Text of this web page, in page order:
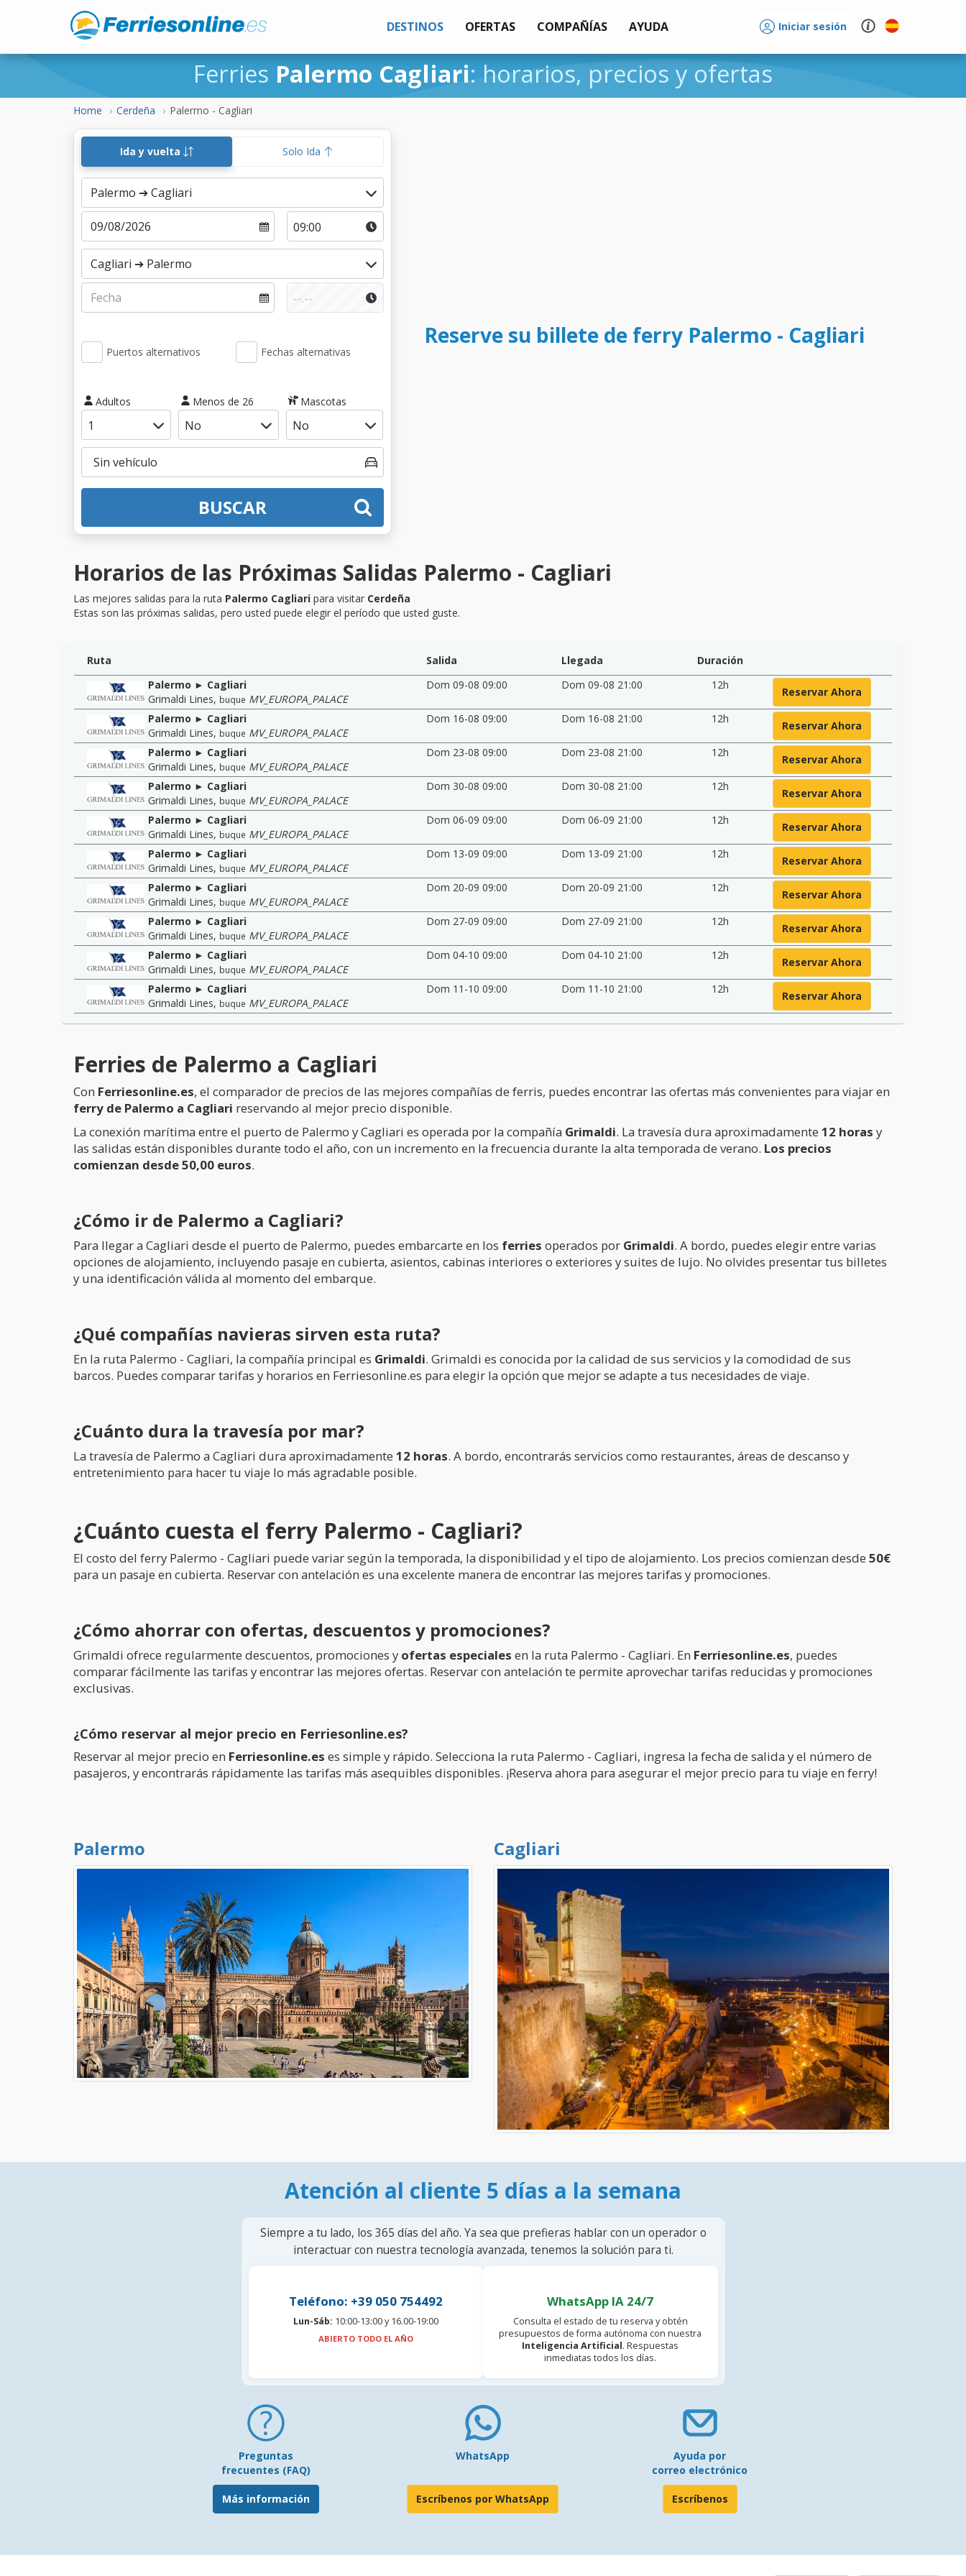
DESTINOS OFERTAS COMPAÑÍAS AYUDA Iniciar sesión
Ferries Palermo Cagliari: horarios, precios y ofertas
Home Cerdeña Palermo - Cagliari
Ida y vuelta Solo Ida
Puertos alternativos Fechas alternativas
Adultos Menos de 26 Mascotas
BUSCAR
Reserve su billete de ferry Palermo - Cagliari
Horarios de las Próximas Salidas Palermo - Cagliari
Las mejores salidas para la ruta Palermo Cagliari para visitar Cerdeña
Estas son las próximas salidas, pero usted puede elegir el período que usted guste.
Ruta Salida Llegada
Duración
Palermo ► Cagliari
Grimaldi Lines, buque MV_EUROPA_PALACE
Dom 09-08 09:00 Dom 09-08 21:00 12h
Reservar Ahora
Palermo ► Cagliari
Grimaldi Lines, buque MV_EUROPA_PALACE
Dom 16-08 09:00 Dom 16-08 21:00 12h
Reservar Ahora
Palermo ► Cagliari
Grimaldi Lines, buque MV_EUROPA_PALACE
Dom 23-08 09:00 Dom 23-08 21:00 12h
Reservar Ahora
Palermo ► Cagliari
Grimaldi Lines, buque MV_EUROPA_PALACE
Dom 30-08 09:00 Dom 30-08 21:00 12h
Reservar Ahora
Palermo ► Cagliari
Grimaldi Lines, buque MV_EUROPA_PALACE
Dom 06-09 09:00 Dom 06-09 21:00 12h
Reservar Ahora
Palermo ► Cagliari
Grimaldi Lines, buque MV_EUROPA_PALACE
Dom 13-09 09:00 Dom 13-09 21:00 12h
Reservar Ahora
Palermo ► Cagliari
Grimaldi Lines, buque MV_EUROPA_PALACE
Dom 20-09 09:00 Dom 20-09 21:00 12h
Reservar Ahora
Palermo ► Cagliari
Grimaldi Lines, buque MV_EUROPA_PALACE
Dom 27-09 09:00 Dom 27-09 21:00 12h
Reservar Ahora
Palermo ► Cagliari
Grimaldi Lines, buque MV_EUROPA_PALACE
Dom 04-10 09:00 Dom 04-10 21:00 12h
Reservar Ahora
Palermo ► Cagliari
Grimaldi Lines, buque MV_EUROPA_PALACE
Dom 11-10 09:00 Dom 11-10 21:00 12h
Reservar Ahora
Ferries de Palermo a Cagliari
Con Ferriesonline.es, el comparador de precios de las mejores compañías de ferris, puedes encontrar las ofertas más convenientes para viajar en
ferry de Palermo a Cagliari reservando al mejor precio disponible.
La conexión marítima entre el puerto de Palermo y Cagliari es operada por la compañía Grimaldi. La travesía dura aproximadamente 12 horas y
las salidas están disponibles durante todo el año, con un incremento en la frecuencia durante la alta temporada de verano. Los precios
comienzan desde 50,00 euros.
¿Cómo ir de Palermo a Cagliari?
Para llegar a Cagliari desde el puerto de Palermo, puedes embarcarte en los ferries operados por Grimaldi. A bordo, puedes elegir entre varias
opciones de alojamiento, incluyendo pasaje en cubierta, asientos, cabinas interiores o exteriores y suites de lujo. No olvides presentar tus billetes
y una identificación válida al momento del embarque.
¿Qué compañías navieras sirven esta ruta?
En la ruta Palermo - Cagliari, la compañía principal es Grimaldi. Grimaldi es conocida por la calidad de sus servicios y la comodidad de sus
barcos. Puedes comparar tarifas y horarios en Ferriesonline.es para elegir la opción que mejor se adapte a tus necesidades de viaje.
¿Cuánto dura la travesía por mar?
La travesía de Palermo a Cagliari dura aproximadamente 12 horas. A bordo, encontrarás servicios como restaurantes, áreas de descanso y
entretenimiento para hacer tu viaje lo más agradable posible.
¿Cuánto cuesta el ferry Palermo - Cagliari?
El costo del ferry Palermo - Cagliari puede variar según la temporada, la disponibilidad y el tipo de alojamiento. Los precios comienzan desde 50€
para un pasaje en cubierta. Reservar con antelación es una excelente manera de encontrar las mejores tarifas y promociones.
¿Cómo ahorrar con ofertas, descuentos y promociones?
Grimaldi ofrece regularmente descuentos, promociones y ofertas especiales en la ruta Palermo - Cagliari. En Ferriesonline.es, puedes
comparar fácilmente las tarifas y encontrar las mejores ofertas. Reservar con antelación te permite aprovechar tarifas reducidas y promociones
exclusivas.
¿Cómo reservar al mejor precio en Ferriesonline.es?
Reservar al mejor precio en Ferriesonline.es es simple y rápido. Selecciona la ruta Palermo - Cagliari, ingresa la fecha de salida y el número de
pasajeros, y encontrarás rápidamente las tarifas más asequibles disponibles. ¡Reserva ahora para asegurar el mejor precio para tu viaje en ferry!
Palermo Cagliari
Atención al cliente 5 días a la semana
Siempre a tu lado, los 365 días del año. Ya sea que prefieras hablar con un operador o
interactuar con nuestra tecnología avanzada, tenemos la solución para ti.
Teléfono: +39 050 754492
Lun-Sáb: 10:00-13:00 y 16.00-19:00
ABIERTO TODO EL AÑO
WhatsApp IA 24/7
Consulta el estado de tu reserva y obtén
presupuestos de forma autónoma con nuestra
Inteligencia Artificial. Respuestas
inmediatas todos los días.
Preguntas
frecuentes (FAQ)
Más información
WhatsApp
Escríbenos por WhatsApp
Ayuda por
correo electrónico
Escríbenos